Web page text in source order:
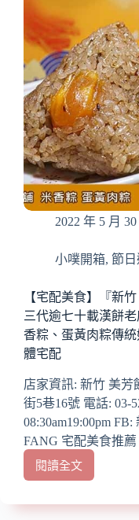
2022 年 5 月 30
小噗開箱, 節
【宅配美食】『新
三代逾七十載漢餅
香粽、蛋黃肉粽傳
體宅配
店家資訊: 新竹 美芳
街5巷16號 電話: 03-
08:30am19:00pm
FANG 宅配美食推
閱讀全文
【宅
美